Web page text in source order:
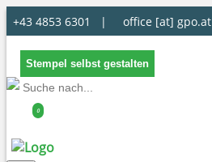
+43 4853 6301 | office [at] gpo.at
Stempel selbst gestalten
0